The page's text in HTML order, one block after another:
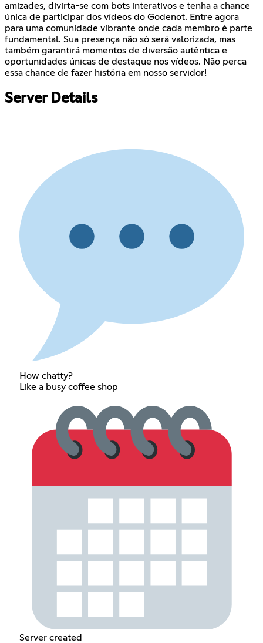
amizades, divirta-se com bots interativos e tenha a chance
única de participar dos vídeos do Godenot. Entre agora
para uma comunidade vibrante onde cada membro é parte
fundamental. Sua presença não só será valorizada, mas
também garantirá momentos de diversão autêntica e
oportunidades únicas de destaque nos vídeos. Não perca
essa chance de fazer história em nosso servidor!
Server Details
How chatty?
Like a busy coffee shop
Server created